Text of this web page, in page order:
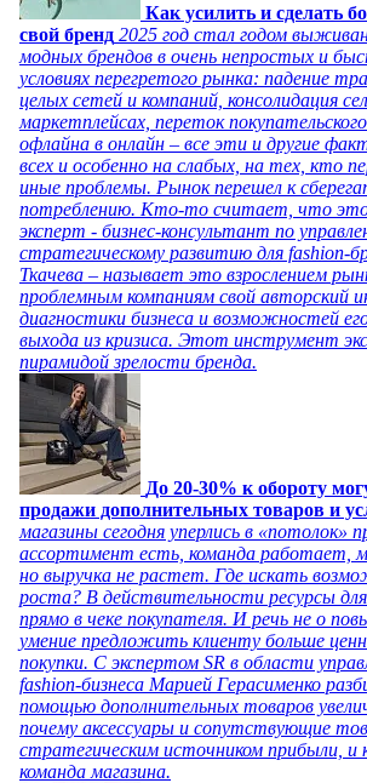
Как усилить и сделать
свой бренд 2025 год стал годом
модных брендов в очень непростых и
условиях перегретого рынка: падение
целых сетей и компаний, консолидация
маркетплейсах, переток
офлайна в онлайн – все эти и другие
всех и особенно на слабых, на тех, кто
иные проблемы. Рынок перешел к
потреблению. Кто-то считает, что это
эксперт - бизнес-консультант по
стратегическому развитию для fashion-
Ткачева – называет это взрослением
проблемным компаниям свой авторский
диагностики бизнеса и возможностей
выхода из кризиса. Этот инструмент
пирамидой зрелости бренда.
До 20-30% к обороту
продажи дополнительных товаров и
магазины сегодня уперлись в «потолок»
ассортимент есть, команда работает,
но выручка не растет. Где искать
роста? В действительности ресурсы
прямо в чеке покупателя. И речь не о
умение предложить клиенту больше
покупки. С экспертом SR в области
fashion-бизнеса Марией Герасименко
помощью дополнительных товаров
почему аксессуары и сопутствующие
стратегическим источником прибыли, и
команда магазина.